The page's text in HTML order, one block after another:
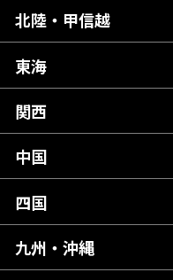
青森県
秋田県
岩手県
宮城県
福島県
茨城県
栃木県
群馬県
千葉県
東京都
神奈川県
北陸・甲信越
新潟県
富山県
石川県
山梨県
長野県
東海
岐阜県
静岡県
愛知県
関西
滋賀県
京都府
大阪府
中国
広島県
岡山県
四国
愛媛県
九州・沖縄